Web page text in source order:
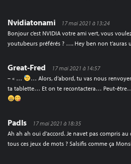
Nvidiatonami
17 mai 2021 à 13:24
Bonjour c’est NVIDIA votre ami vert, vous
youtubeurs préférés ? …. Hey ben non t’auras
Great-Fred
17 mai 2021 à 14:57
– « …
… Alors, d’abord, tu vas nous
ta tablette… Et on te recontactera… Peut-
Padls
17 mai 2021 à 18:35
Ah ah ah oui d’accord. Je navet pas compris
tous ces jeux de mots ? Salsifis comme ça